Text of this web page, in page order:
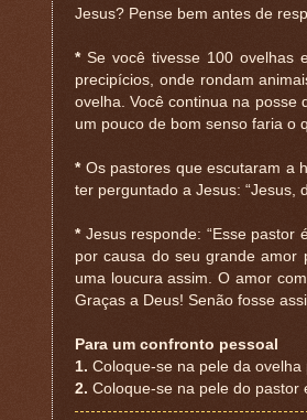
Jesus? Pense bem antes de
*Se você tivesse 100 ovelhas
precipícios, onde rondam
ovelha. Você continua na posse
um pouco de bom senso faria o
*Os pastores que escutaram a
ter perguntado a Jesus: “Jesus,
*Jesus responde: “Esse pastor
por causa do seu grande amor
uma loucura assim. O amor
Graças a Deus! Senão fosse
Para um confronto pessoal
1. Coloque-se na pele da
2. Coloque-se na pele do pastor